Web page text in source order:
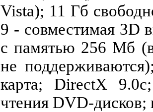
Vista); 11 Гб
9 - совместимая 3D
с памятью 256 Мб
не
карта; DirectX
чтения DVD-